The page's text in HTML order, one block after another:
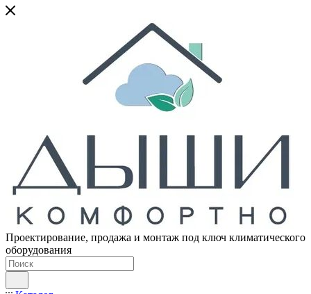
Проектирование, продажа и монтаж под ключ климатического
оборудования